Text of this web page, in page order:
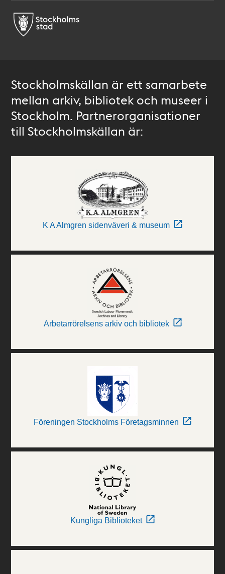
Stockholmskällan är ett samarbete
mellan arkiv, bibliotek och museer i
Stockholm. Partnerorganisationer
till Stockholmskällan är:
K A Almgren sidenväveri & museum
Arbetarrörelsens arkiv och bibliotek
Föreningen Stockholms Företagsminnen
Kungliga Biblioteket